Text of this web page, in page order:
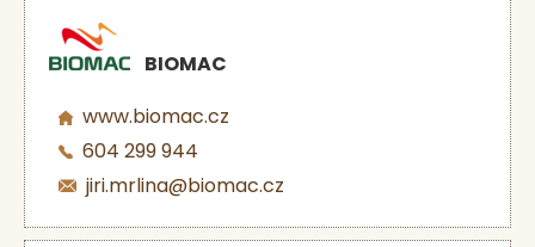
BIOMAC
www.biomac.cz
604 299 944
jiri.mrlina@biomac.cz